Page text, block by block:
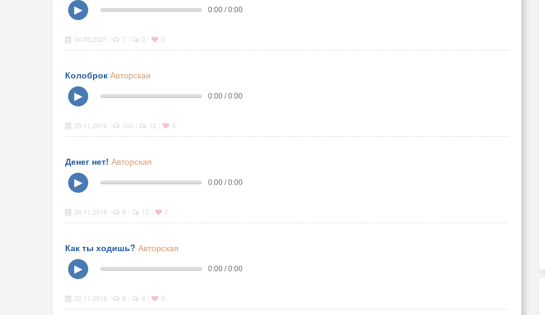
▶
0:00 / 0:00
04.05.2021 7 0 0
Колоброк Авторская
▶
0:00 / 0:00
29.11.2016 100 12 0
Денег нет! Авторская
▶
0:00 / 0:00
24.11.2016 6 12 0
Как ты ходишь? Авторская
▶
0:00 / 0:00
22.11.2016 6 6 0